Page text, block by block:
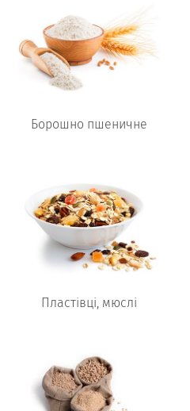
Борошно пшеничне
Пластівці, мюслі